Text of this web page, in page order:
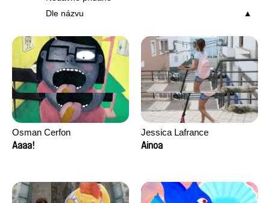
Dle názvu
Osman Cerfon
Aaaa!
Jessica Lafrance
Ainoa